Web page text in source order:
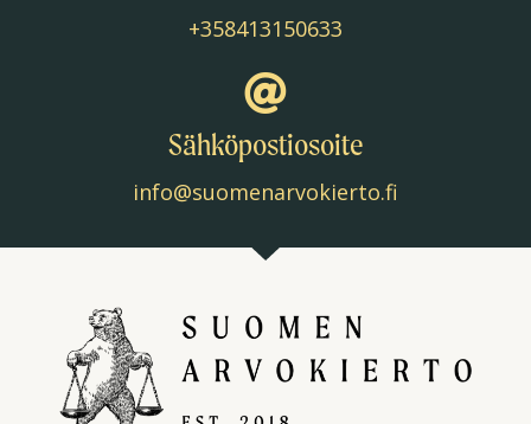
+358413150633
Sähköpostiosoite
info@suomenarvokierto.fi